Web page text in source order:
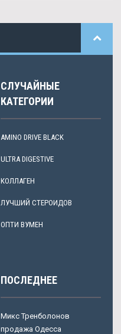
СЛУЧАЙНЫЕ
КАТЕГОРИИ
AMINO DRIVE BLACK
ULTRA DIGESTIVE
КОЛЛАГЕН
ЛУЧШИЙ СТЕРОИДОВ
ОПТИ ВУМЕН
ПОСЛЕДНЕЕ
Микс Тренболонов
продажа Одесса